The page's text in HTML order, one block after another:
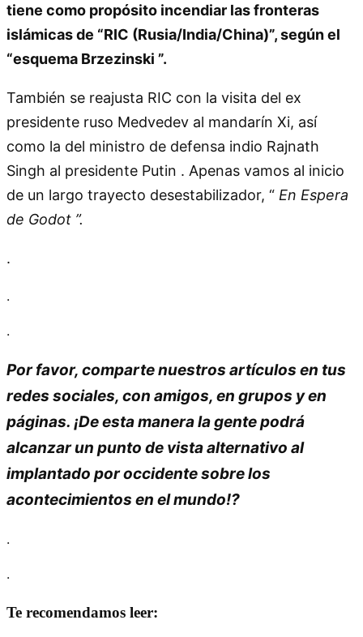
tiene como propósito incendiar las fronteras
islámicas de
RIC (Rusia/India/China) , según el
“esquema Brzezinski ”.
También se reajusta RIC con la visita del ex
presidente ruso Medvedev al mandarín Xi, así
como la del ministro de defensa indio Rajnath
Singh al presidente Putin . Apenas vamos al inicio
de un largo trayecto desestabilizador, “ En Espera
de Godot ”.
.
.
.
Por favor, comparte nuestros artículos en tus
redes sociales, con amigos, en grupos y en
páginas. ¡De esta manera la gente podrá
alcanzar un punto de vista alternativo al
implantado por occidente sobre los
acontecimientos en el mundo!?
.
.
Te recomendamos leer: